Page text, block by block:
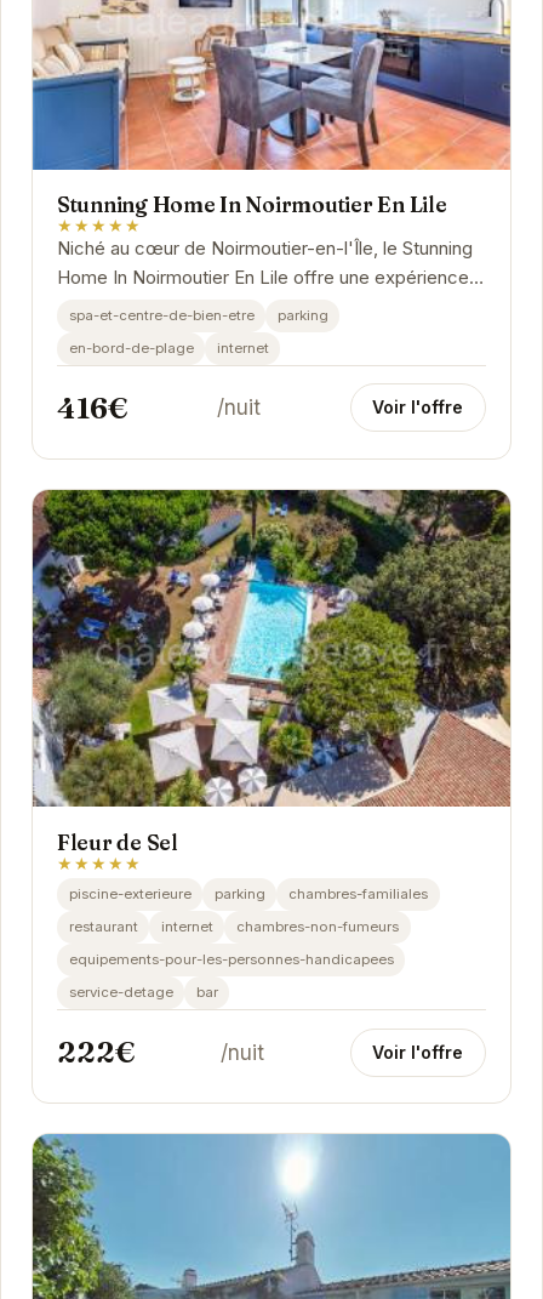
Stunning Home In Noirmoutier En Lile
★★★★★
Niché au cœur de Noirmoutier-en-l'Île, le Stunning
Home In Noirmoutier En Lile offre une expérience
unique alliant confort moderne et charme...
spa-et-centre-de-bien-etre
parking
en-bord-de-plage
internet
416€ /nuit Voir l'offre
Fleur de Sel
★★★★★
piscine-exterieure parking
chambres-familiales
restaurant
internet
chambres-non-fumeurs
equipements-pour-les-personnes-handicapees
service-detage
bar
222€ /nuit Voir l'offre